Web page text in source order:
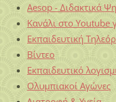
Aesop - Διδακτικά
Κανάλι στο Youtube
Εκπαιδευτική
Βίντεο
Εκπαιδευτικό
Ολυμπιακοί Αγώνες